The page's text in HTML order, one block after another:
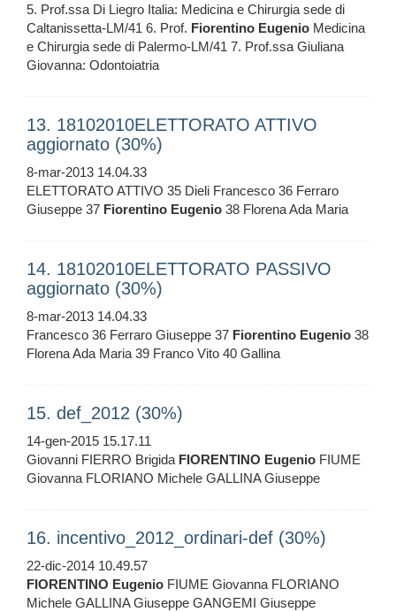
5. Prof.ssa Di Liegro Italia: Medicina e Chirurgia sede di
Caltanissetta-LM/41 6. Prof. Fiorentino Eugenio Medicina
e Chirurgia sede di Palermo-LM/41 7. Prof.ssa Giuliana
Giovanna: Odontoiatria
13. 18102010ELETTORATO ATTIVO
aggiornato (30%)
8-mar-2013 14.04.33
ELETTORATO ATTIVO 35 Dieli Francesco 36 Ferraro
Giuseppe 37 Fiorentino Eugenio 38 Florena Ada Maria
14. 18102010ELETTORATO PASSIVO
aggiornato (30%)
8-mar-2013 14.04.33
Francesco 36 Ferraro Giuseppe 37 Fiorentino Eugenio 38
Florena Ada Maria 39 Franco Vito 40 Gallina
15. def_2012 (30%)
14-gen-2015 15.17.11
Giovanni FIERRO Brigida FIORENTINO Eugenio FIUME
Giovanna FLORIANO Michele GALLINA Giuseppe
16. incentivo_2012_ordinari-def (30%)
22-dic-2014 10.49.57
FIORENTINO Eugenio FIUME Giovanna FLORIANO
Michele GALLINA Giuseppe GANGEMI Giuseppe